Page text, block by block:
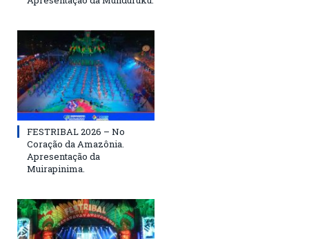
FESTRIBAL 2026 – No
Coração da Amazônia.
Apresentação da
Muirapinima.